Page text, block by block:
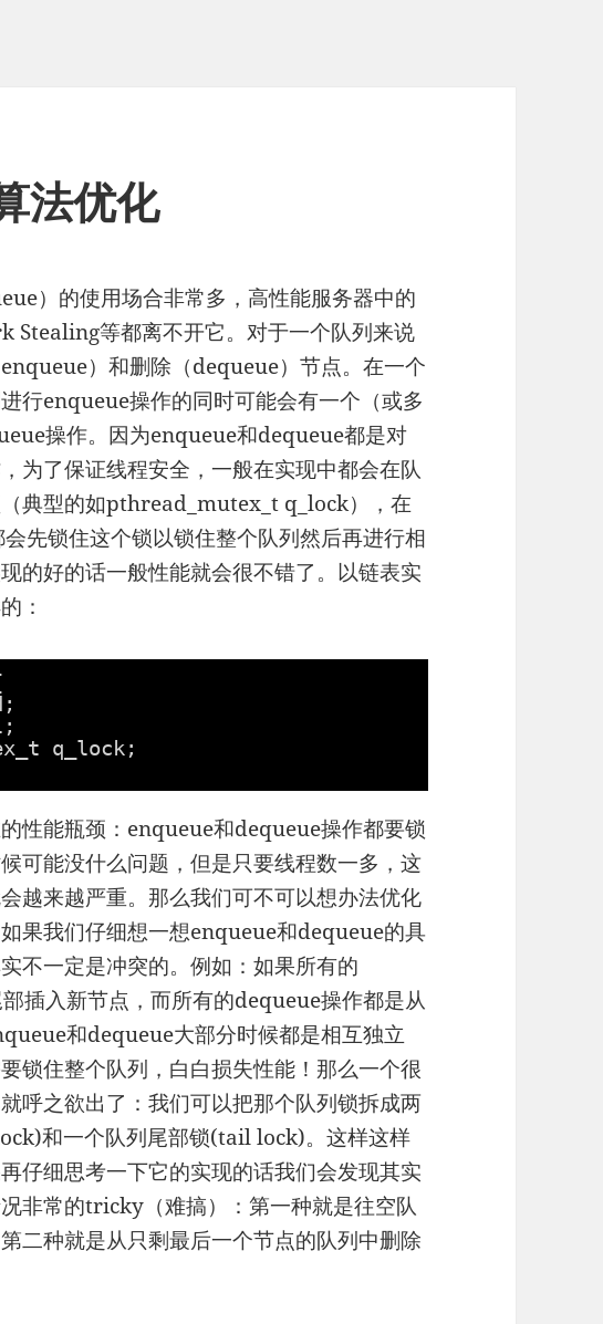
法优化
）的使用场合非常多，高性能服务器中的
Stealing等都离不开它。对于一个队列来说
）和删除（dequeue）节点。在一个
行enqueue操作的同时可能会有一个（或多
操作。因为enqueue和dequeue都是对
为了保证线程安全，一般在实现中都会在队
典型的如pthread_mutex_t q_lock），在
先锁住这个锁以锁住整个队列然后再进行相
的好的话一般性能就会很不错了。以链表实
：
q_lock;
性能瓶颈：enqueue和dequeue操作都要锁
可能没什么问题，但是只要线程数一多，这
越来越严重。那么我们可不可以想办法优化
果我们仔细想一想enqueue和dequeue的具
不一定是冲突的。例如：如果所有的
插入新节点，而所有的dequeue操作都是从
和dequeue大部分时候都是相互独立
锁住整个队列，白白损失性能！那么一个很
呼之欲出了：我们可以把那个队列锁拆成两
和一个队列尾部锁(tail lock)。这样这样
仔细思考一下它的实现的话我们会发现其实
非常的tricky（难搞）：第一种就是往空队
二种就是从只剩最后一个节点的队列中删除